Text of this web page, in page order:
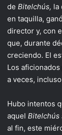
de Bitelchús, la
en taquilla,
director y, con
que, durante
creciendo. El
Los
a veces,
Hubo intentos
aquel Bitelchús
al fin, este